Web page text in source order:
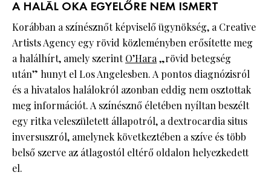
A HALÁL OKA EGYELŐRE NEM ISMERT
Korábban a színésznőt képviselő ügynökség, a Creative
Artists Agency egy rövid közleményben erősítette meg
a halálhírt, amely szerintO’Hara„rövid betegség
után” hunyt el Los Angelesben. A pontos diagnózisról
és a hivatalos halálokról azonban eddig nem osztottak
meg információt. A színésznő életében nyíltan beszélt
egy ritka veleszületett állapotról, a dextrocardia situs
inversuszról, amelynek következtében a szíve és több
belső szerve az átlagostól eltérő oldalon helyezkedett
el.